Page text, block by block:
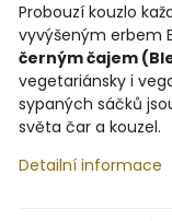
Probouzí kouzlo
vyvýšeným erbem
černým čajem
vegetariánsky i
sypaných sáčků
světa čar a kouzel.
Detailní informace